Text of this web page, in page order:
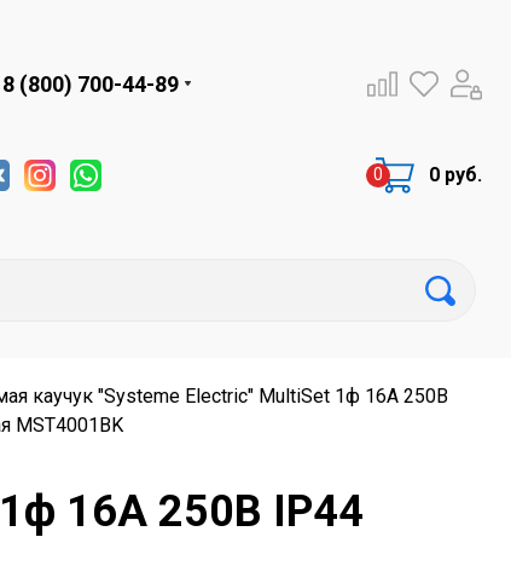
8 (800) 700-44-89
0 руб.
каучук "Systeme Electric" MultiSet 1ф 16А 250В
MST4001BK
16А 250В IP44